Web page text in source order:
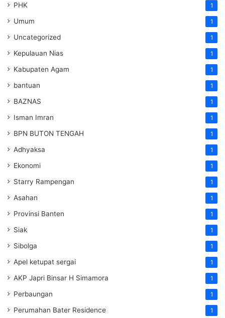
PHK 1
Umum 1
Uncategorized 1
Kepulauan Nias 1
Kabupaten Agam 1
bantuan 1
BAZNAS 1
Isman Imran 1
BPN BUTON TENGAH 1
Adhyaksa 1
Ekonomi 1
Starry Rampengan 1
Asahan 1
Provinsi Banten 1
Siak 1
Sibolga 1
Apel ketupat sergai 1
AKP Japri Binsar H Simamora 1
Perbaungan 1
Perumahan Bater Residence 1